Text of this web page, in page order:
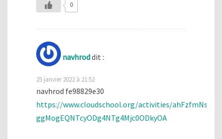
0
navhroddit :
25 janvier 2022 à 21:52
navhrod fe98829e30
https://www.cloudschool.org/activities/
ggMogEQNTcyODg4NTg4Mjc0ODkyOA